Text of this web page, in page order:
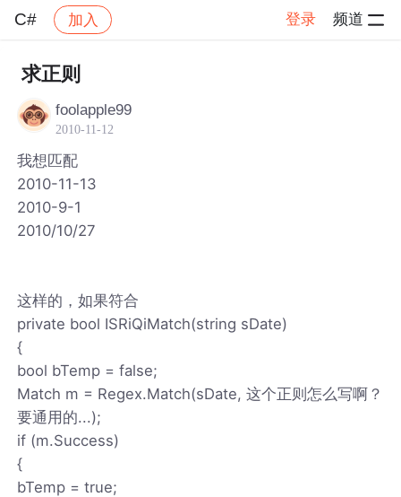
C# 加入 登录 频道
社区 C#
求正则
foolapple99
2010-11-12
我想匹配
2010-11-13
2010-9-1
2010/10/27
这样的，如果符合
private bool ISRiQiMatch(string sDate)
{
bool bTemp = false;
Match m = Regex.Match(sDate, 这个正则怎么写啊？
要通用的...);
if (m.Success)
{
bTemp = true;